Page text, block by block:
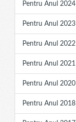
Pentru Anul 2024
Pentru Anul 2023
Pentru Anul 2022
Pentru Anul 2021
Pentru Anul 2020
Pentru Anul 2018